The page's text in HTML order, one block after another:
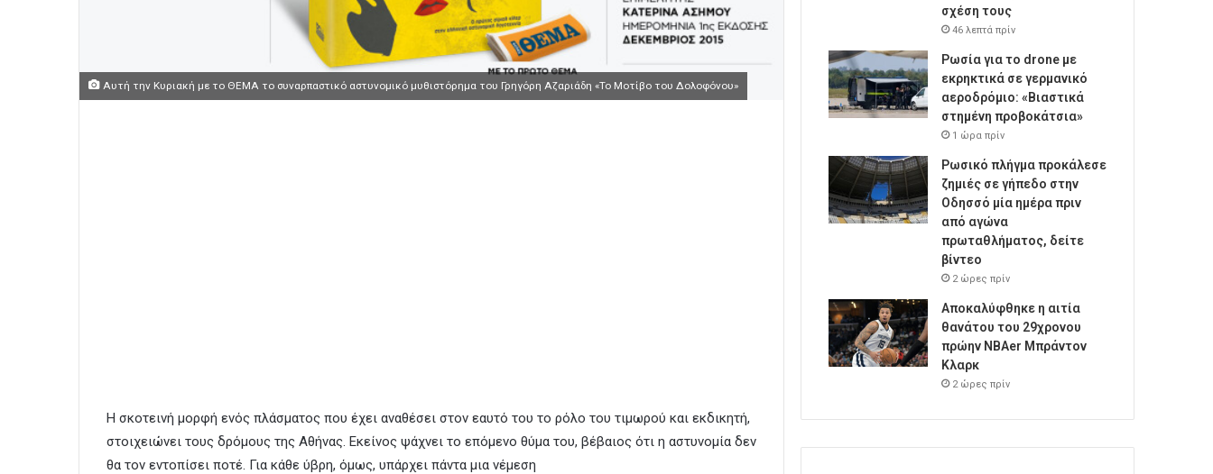
Αυτή την Κυριακή με το ΘΕMA το συναρπαστικό αστυνομικό μυθιστόρημα του Γρηγόρη Αζαριάδη «Το Μοτίβο του Δολοφόνου»
Η σκοτεινή μορφή ενός πλάσματος που έχει αναθέσει στον εαυτό του το ρόλο του τιμωρού και εκδικητή,
στοιχειώνει τους δρόμους της Αθήνας. Εκείνος ψάχνει το επόμενο θύμα του, βέβαιος ότι η αστυνομία δεν
θα τον εντοπίσει ποτέ. Για κάθε ύβρη, όμως, υπάρχει πάντα μια νέμεση
σχέση τους
46 λεπτά πρίν
Ρωσία για το drone με
εκρηκτικά σε γερμανικό
αεροδρόμιο: «Βιαστικά
στημένη προβοκάτσια»
1 ώρα πρίν
Ρωσικό πλήγμα προκάλεσε
ζημιές σε γήπεδο στην
Οδησσό μία ημέρα πριν
από αγώνα
πρωταθλήματος, δείτε
βίντεο
2 ώρες πρίν
Αποκαλύφθηκε η αιτία
θανάτου του 29χρονου
πρώην NBAer Μπράντον
Κλαρκ
2 ώρες πρίν